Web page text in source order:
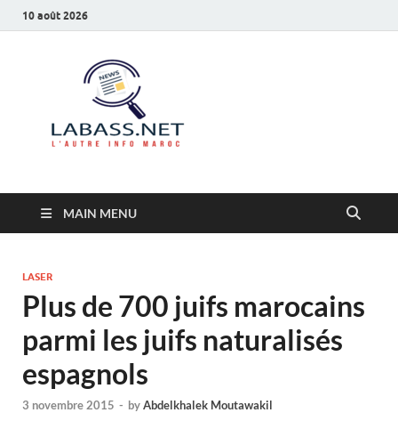
10 août 2026
MAIN MENU
LASER
Plus de 700 juifs marocains
parmi les juifs naturalisés
espagnols
3 novembre 2015 - byAbdelkhalek Moutawakil